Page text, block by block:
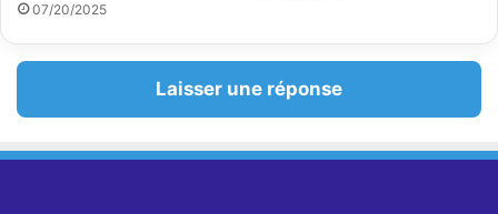
07/20/2025
Laisser une réponse